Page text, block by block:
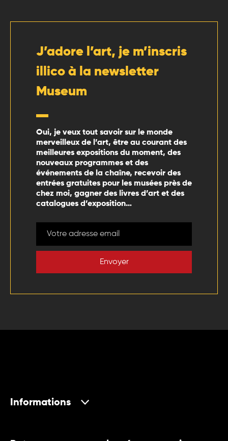
J’adore l’art, je m’inscris
illico à la newsletter
Museum
Oui, je veux tout savoir sur le monde
merveilleux de l’art, être au courant des
meilleures expositions du moment, des
nouveaux programmes et des
événements de la chaîne, recevoir des
entrées gratuites pour les musées près de
chez moi, gagner des livres d’art et des
catalogues d’exposition…
Envoyer
Informations